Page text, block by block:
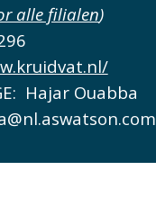
alle filialen)
Hajar Ouabba